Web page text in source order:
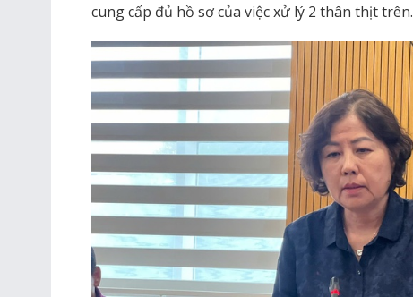
cung cấp đủ hồ sơ của việc xử lý 2 thân thịt trên.